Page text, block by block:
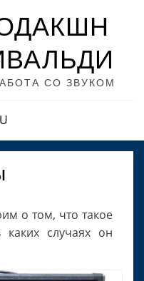
СО ЗВУКОМ
о том, что такое
случаях он